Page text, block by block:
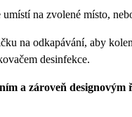
na zvolené místo,
na odkapávání, aby
desinfekce.
a zároveň designovým